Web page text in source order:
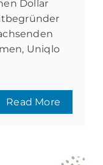
Dollar
Uniqlo
Read More